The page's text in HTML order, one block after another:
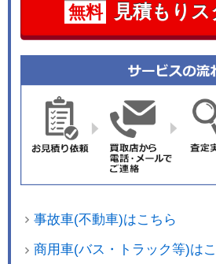
無料 見積もりス
事故車(不動車)はこちら
商用車(バス・トラック等)は